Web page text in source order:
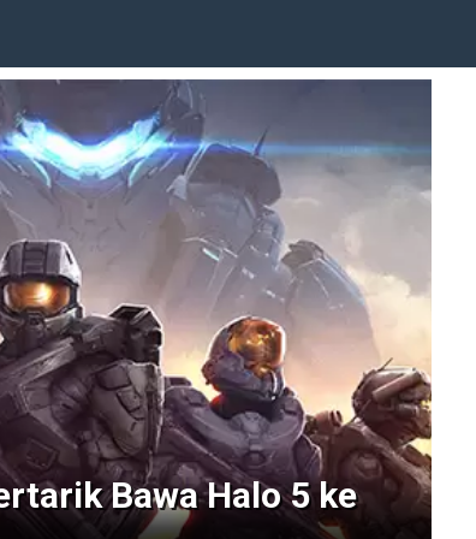
Bawa Halo 5 ke